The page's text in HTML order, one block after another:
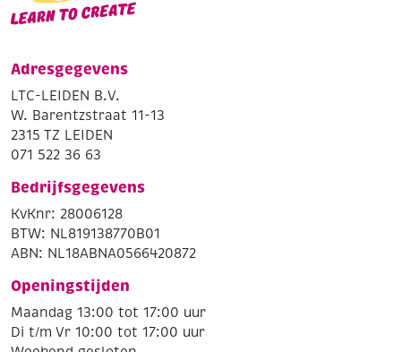
Adresgegevens
LTC-LEIDEN B.V.
W. Barentzstraat 11-13
2315 TZ LEIDEN
071 522 36 63
Bedrijfsgegevens
KvKnr: 28006128
BTW: NL819138770B01
ABN: NL18ABNA0566420872
Openingstijden
Maandag 13:00 tot 17:00 uur
Di t/m Vr 10:00 tot 17:00 uur